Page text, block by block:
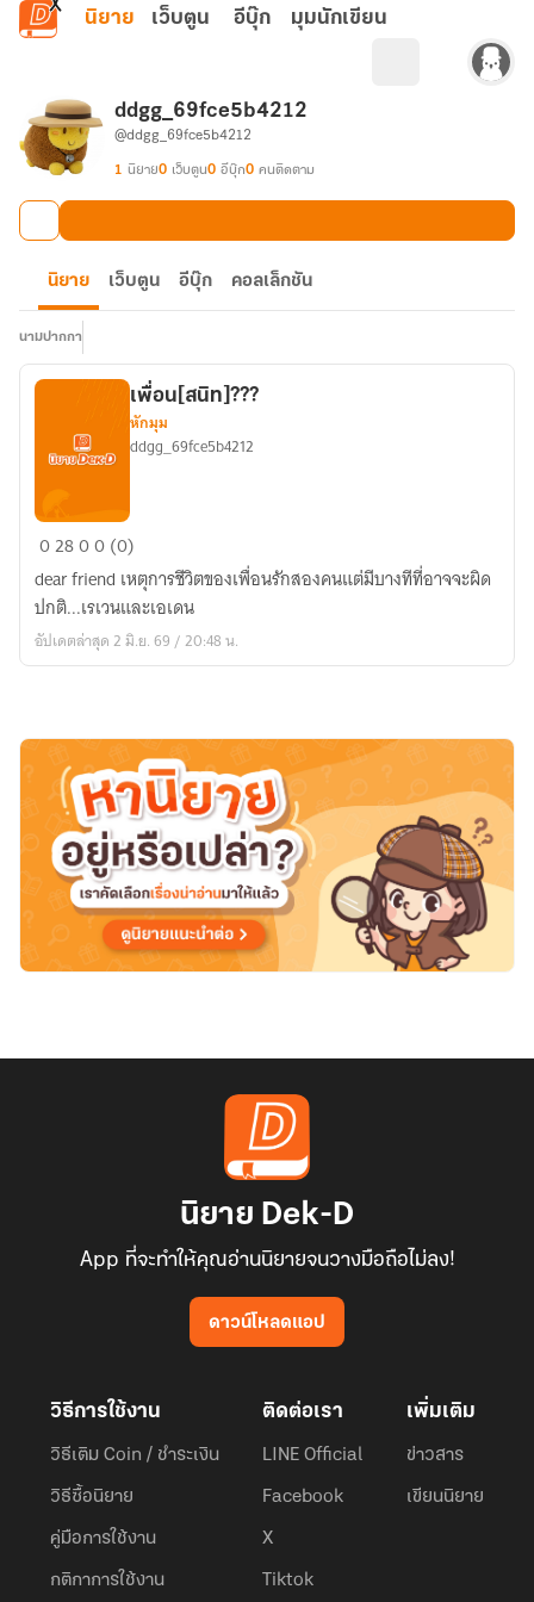
ข้ามไปยังเนื้อหาหลัก
นิยาย เว็บตูน อีบุ๊ก มุมนักเขียน
ddgg_69fce5b4212
@ddgg_69fce5b4212
1 นิยาย0 เว็บตูน0 อีบุ๊ก0 คนติดตาม
นิยาย เว็บตูน อีบุ๊ก คอลเล็กชัน
นามปากกา
เพื่อน[สนิท]???
เพื่อน[สนิท]???
หักมุม
ddgg_69fce5b4212
02800 (0)
dear friend เหตุการชีวิตของเพื่อนรักสองคนแต่มีบางทีที่อาจจะผิด
ปกติ...เรเวนและเอเดน
อัปเดตล่าสุด 2 มิ.ย. 69 / 20:48 น.
นิยาย Dek-D
App ที่จะทำให้คุณอ่านนิยายจนวางมือถือไม่ลง!
ดาวน์โหลดแอป
วิธีการใช้งาน
วิธีเติม Coin / ชำระเงิน
วิธีซื้อนิยาย
คู่มือการใช้งาน
กติกาการใช้งาน
ติดต่อเรา
LINE Official
Facebook
X
Tiktok
เพิ่มเติม
ข่าวสาร
เขียนนิยาย